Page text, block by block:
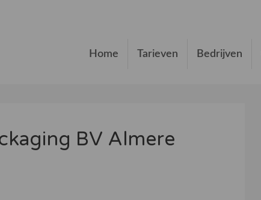
Home Tarieven Bedrijven
BV Almere